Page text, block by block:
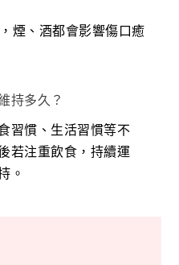
煙、酒都會影響傷口癒
持多久？
習慣、生活習慣等不
若注重飲食，持續運
。